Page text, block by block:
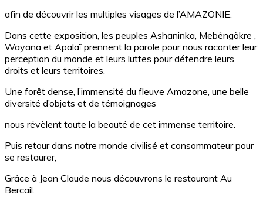
afin de découvrir les multiples visages de l’AMAZONIE.
Dans cette exposition, les peuples Ashaninka, Mebêngôkre ,
Wayana et Apalaï prennent la parole pour nous raconter leur
perception du monde et leurs luttes pour défendre leurs
droits et leurs territoires.
Une forêt dense, l’immensité du fleuve Amazone, une belle
diversité d’objets et de témoignages
nous révèlent toute la beauté de cet immense territoire.
Puis retour dans notre monde civilisé et consommateur pour
se restaurer,
Grâce à Jean Claude nous découvrons le restaurant Au
Bercail.